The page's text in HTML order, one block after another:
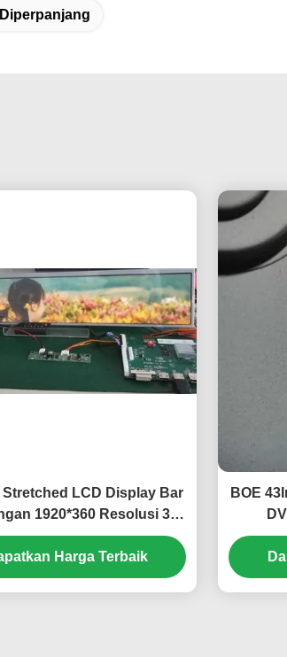
Stretched LCD Display Bar
1920*360 Resolusi 300
dan 16,7M Warna
Harga Terbaik
BOE